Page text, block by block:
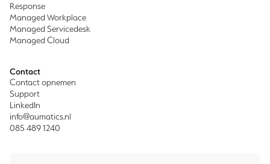
Contact
Contact opnemen
Support
LinkedIn
info@aumatics.nl
085 489 1240
Response
Managed Workplace
Managed Servicedesk
Managed Cloud